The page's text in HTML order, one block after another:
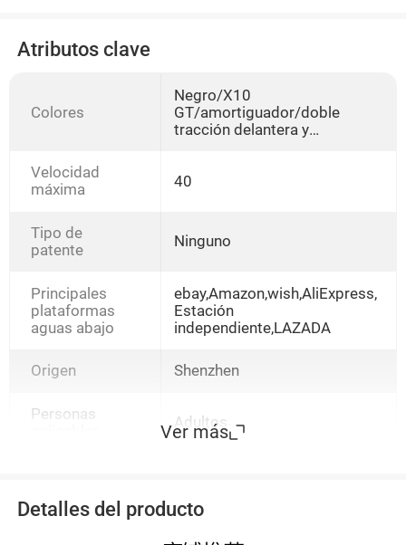
Atributos clave
Colores
Negro/X10
GT/amortiguador/doble
tracción delantera y
Max/48V/15.6Ah/100km,Nara
0 pulgadas/36V1
0Ah/350W/30-40km,X7/10
5.0Ah/350W/20km,Negro/X9
Plus/36V/15.6Ah // 60km
Velocidad
máxima
40
Tipo de
patente
Ninguno
Principales
plataformas
aguas abajo
ebay,Amazon,wish,AliExpress,
Estación
independiente,LAZADA
Origen Shenzhen
Personas
Adultos
Ver más
Detalles del producto